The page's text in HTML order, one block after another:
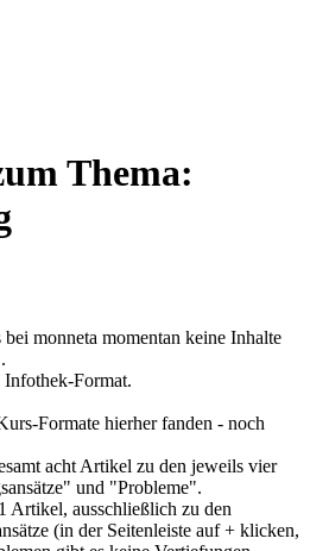
Thema:
monneta momentan keine Inhalte
Infothek-Format.
Formate hierher fanden - noch
acht Artikel zu den jeweils vier
und "Probleme".
Artikel, ausschließlich zu den
(in der Seitenleiste auf + klicken,